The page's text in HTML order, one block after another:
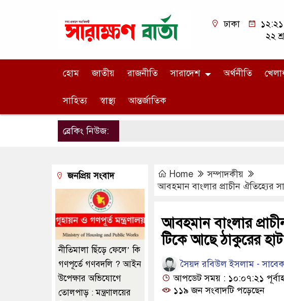
ঢাকা
১২:২১
২২
হোম জাতীয় রাজনীতি সারাদেশ অর্থনীতি
সাহিত্য স্বাস্থ্য আন্তর্জাতিক
ব্রেকিং নিউজ:
Home
সম্পাদকীয়
আবহমান বাংলার প্রাচীন ঐতিহ্যের
আবহমান বাংলার
টিকে আছে ঠাকুরের
সৈয়দ রবিউল ইসলাম -
আপডেট সময় : ১০:০৭:২১
১১৯ জন সংবাদটি পড়েছেন
জনপ্রিয় সংবাদ
নীতিমালা ছিঁড়ে ফেলে’ কি
গণপূর্তে গণবদলি ? আইন
উপেক্ষার অভিযোগে
তোলপাড় : মন্ত্রণালয়ের